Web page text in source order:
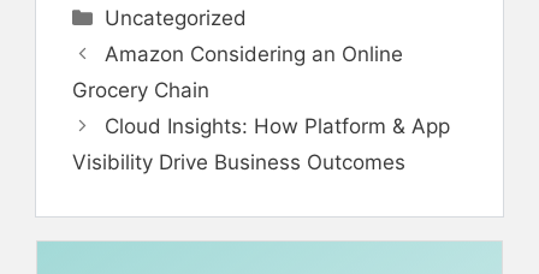
Categories
Uncategorized
Amazon Considering an Online
Grocery Chain
Cloud Insights: How Platform & App
Visibility Drive Business Outcomes